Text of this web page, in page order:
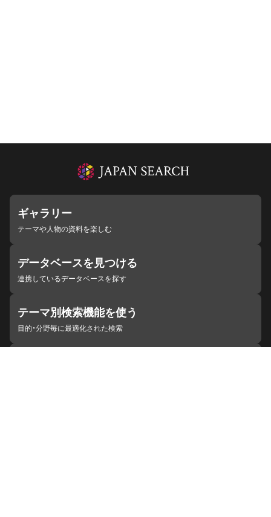
ギャラリー
テーマや人物の資料を楽しむ
データベースを見つける
連携しているデータベースを探す
テーマ別検索機能を使う
目的・分野毎に最適化された検索